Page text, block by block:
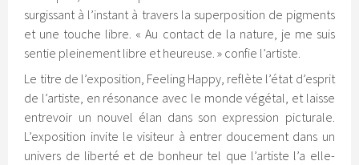
surgissant à l’instant à travers la superposition de pigments
et une touche libre. « Au contact de la nature, je me suis
sentie pleinement libre et heureuse. » confie l’artiste.
Le titre de l’exposition, Feeling Happy, reflète l’état d’esprit
de l’artiste, en résonance avec le monde végétal, et laisse
entrevoir un nouvel élan dans son expression picturale.
L’exposition invite le visiteur à entrer doucement dans un
univers de liberté et de bonheur tel que l’artiste l’a elle-